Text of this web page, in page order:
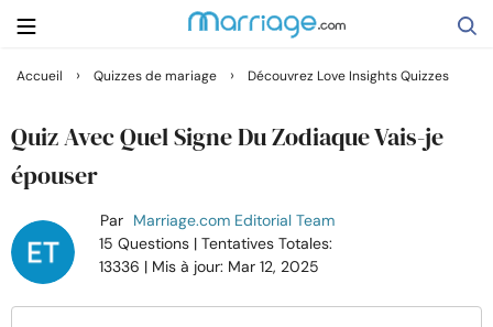
Se marier
Relations
Accueil › Quizzes de mariage › Découvrez Love Insights Quizzes
Quiz Avec Quel Signe Du Zodiaque Vais-je
épouser
Par Marriage.com Editorial Team
15 Questions | Tentatives Totales:
13336 | Mis à jour: Mar 12, 2025